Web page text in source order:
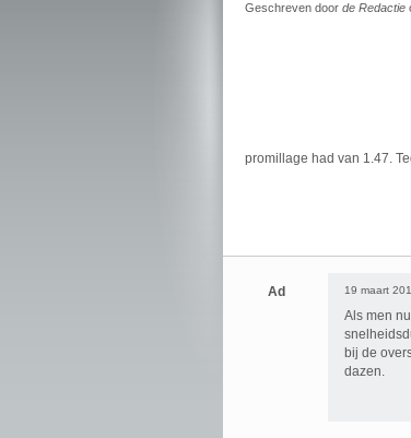
Geschreven door de Redactie
promillage had van 1.47.
Ad 19 maart
Als men
bij de
dazen.